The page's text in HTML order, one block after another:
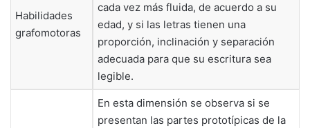
Habilidades
grafomotoras
cada vez más fluida, de acuerdo a su
edad, y si las letras tienen una
proporción, inclinación y separación
adecuada para que su escritura sea
legible.
En esta dimensión se observa si se
presentan las partes prototípicas de la